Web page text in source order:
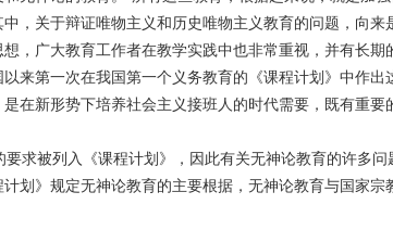
，关于辩证唯物主义和历史唯物主义教育的问题，向来
，广大教育工作者在教学实践中也非常重视，并有长期
来第一次在我国第一个义务教育的《课程计划》中作出
在新形势下培养社会主义接班人的时代需要，既有重要
求被列入《课程计划》，因此有关无神论教育的许多问
划》规定无神论教育的主要根据，无神论教育与国家宗